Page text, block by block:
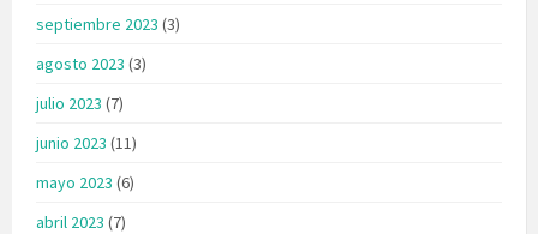
septiembre 2023 (3)
agosto 2023 (3)
julio 2023 (7)
junio 2023 (11)
mayo 2023 (6)
abril 2023 (7)